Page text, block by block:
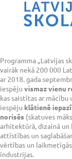
Programma „Latvijas
vairāk nekā 200 000
ar 2018. gada
iespēju vismaz vienu
kas saistītas ar mācību
iespēju klātienē
norisēs (skatuves
arhitektūrā, dizainā un
attīstības un
vērtības un
industrijas.